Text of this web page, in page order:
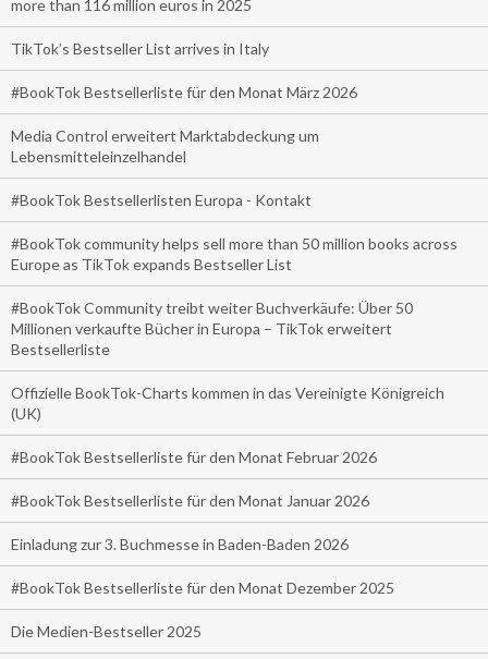
more than 116 million euros in 2025
TikTok’s Bestseller List arrives in Italy
#BookTok Bestsellerliste für den Monat März 2026
Media Control erweitert Marktabdeckung um
Lebensmitteleinzelhandel
#BookTok Bestsellerlisten Europa - Kontakt
#BookTok community helps sell more than 50 million books across
Europe as TikTok expands Bestseller List
#BookTok Community treibt weiter Buchverkäufe: Über 50
Millionen verkaufte Bücher in Europa – TikTok erweitert
Bestsellerliste
Offizielle BookTok-Charts kommen in das Vereinigte Königreich
(UK)
#BookTok Bestsellerliste für den Monat Februar 2026
#BookTok Bestsellerliste für den Monat Januar 2026
Einladung zur 3. Buchmesse in Baden-Baden 2026
#BookTok Bestsellerliste für den Monat Dezember 2025
Die Medien-Bestseller 2025